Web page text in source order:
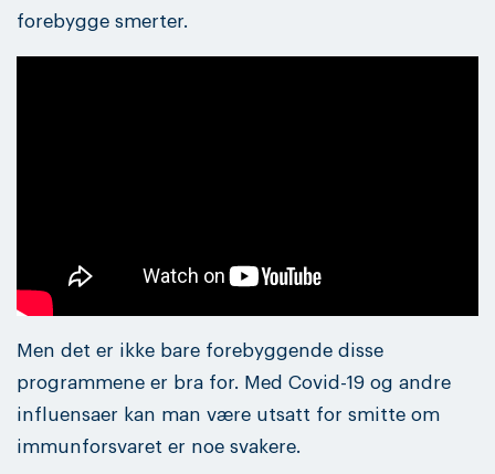
forebygge smerter.
Men det er ikke bare forebyggende disse
programmene er bra for. Med Covid-19 og andre
influensaer kan man være utsatt for smitte om
immunforsvaret er noe svakere.